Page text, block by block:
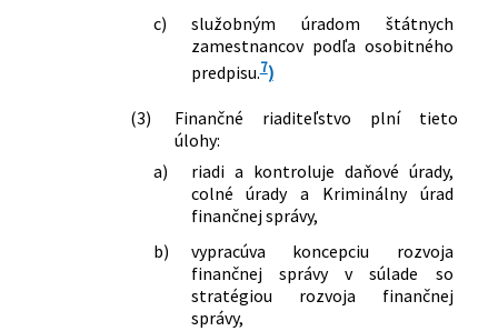
c)
služobným úradom štátnych
zamestnancov podľa osobitného
predpisu.7)
(3)
Finančné riaditeľstvo plní tieto
úlohy:
a)
riadi a kontroluje daňové úrady,
colné úrady a Kriminálny úrad
finančnej správy,
b)
vypracúva koncepciu rozvoja
finančnej správy v súlade so
stratégiou rozvoja finančnej
správy,